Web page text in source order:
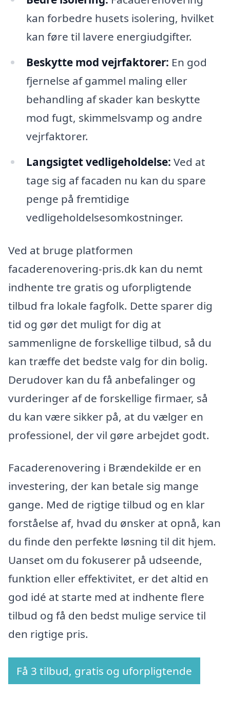
kan forbedre husets isolering, hvilket
kan føre til lavere energiudgifter.
Beskytte mod vejrfaktorer: En god
fjernelse af gammel maling eller
behandling af skader kan beskytte
mod fugt, skimmelsvamp og andre
vejrfaktorer.
Langsigtet vedligeholdelse: Ved at
tage sig af facaden nu kan du spare
penge på fremtidige
vedligeholdelsesomkostninger.
Ved at bruge platformen
facaderenovering-pris.dk kan du nemt
indhente tre gratis og uforpligtende
tilbud fra lokale fagfolk. Dette sparer dig
tid og gør det muligt for dig at
sammenligne de forskellige tilbud, så du
kan træffe det bedste valg for din bolig.
Derudover kan du få anbefalinger og
vurderinger af de forskellige firmaer, så
du kan være sikker på, at du vælger en
professionel, der vil gøre arbejdet godt.
Facaderenovering i Brændekilde er en
investering, der kan betale sig mange
gange. Med de rigtige tilbud og en klar
forståelse af, hvad du ønsker at opnå, kan
du finde den perfekte løsning til dit hjem.
Uanset om du fokuserer på udseende,
funktion eller effektivitet, er det altid en
god idé at starte med at indhente flere
tilbud og få den bedst mulige service til
den rigtige pris.
Få 3 tilbud, gratis og uforpligtende